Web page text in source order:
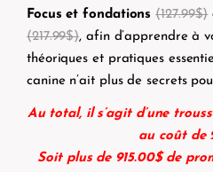
Focus et fondations (127.99$)
(217.99$), afin d’apprendre à
théoriques et pratiques
canine n’ait plus de secrets
Au total, il s’agit d’une
au coût de
Soit plus de 915.00$ de